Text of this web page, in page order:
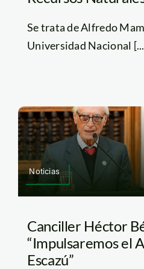
Se trata de Alfredo
Universidad Nacional
Noticias
Canciller Héctor
“Impulsaremos el
Escazú”